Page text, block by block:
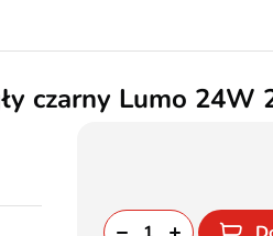
czarny Lumo 24W